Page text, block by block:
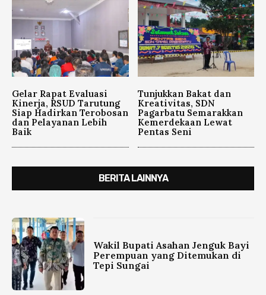
Gelar Rapat Evaluasi
Kinerja, RSUD Tarutung
Siap Hadirkan Terobosan
dan Pelayanan Lebih
Baik
Tunjukkan Bakat dan
Kreativitas, SDN
Pagarbatu Semarakkan
Kemerdekaan Lewat
Pentas Seni
BERITA LAINNYA
Wakil Bupati Asahan Jenguk Bayi
Perempuan yang Ditemukan di
Tepi Sungai